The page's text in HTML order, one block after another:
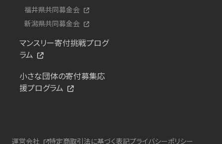
福井県共同募金会
新潟県共同募金会
マンスリー寄付挑戦プログ
ラム
小さな団体の寄付募集応
援プログラム
運営会社 特定商取引法に基づく表記プライバシーポリシー